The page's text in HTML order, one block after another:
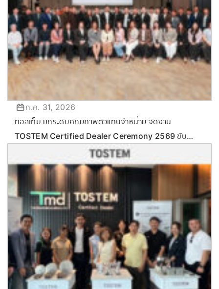
ก.ค. 31, 2026
ทอสเท็ม ยกระดับศักยภาพตัวแทนจำหน่าย จัดงาน
TOSTEM Certified Dealer Ceremony 2569 ขับ
เคลื่อนกลยุทธ์ลุยตลาด Commercial & Renovation